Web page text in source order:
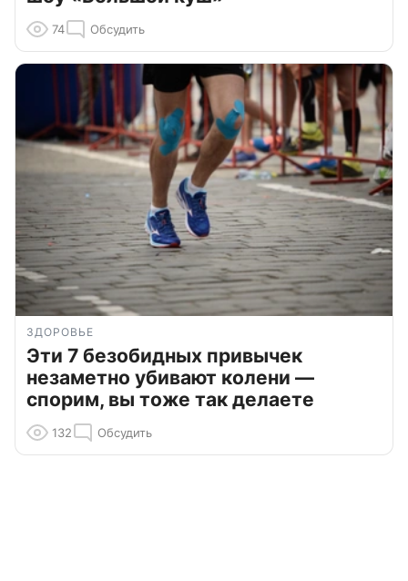
74 Обсудить
ЗДОРОВЬЕ
Эти 7 безобидных привычек
незаметно убивают колени —
спорим, вы тоже так делаете
132 Обсудить